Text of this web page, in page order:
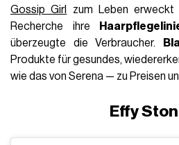
Gossip Girl
zum Leben erweckt
Recherche ihre
überzeugte die Verbraucher.
Produkte für gesundes,
wie das von Serena — zu Preisen
Effy